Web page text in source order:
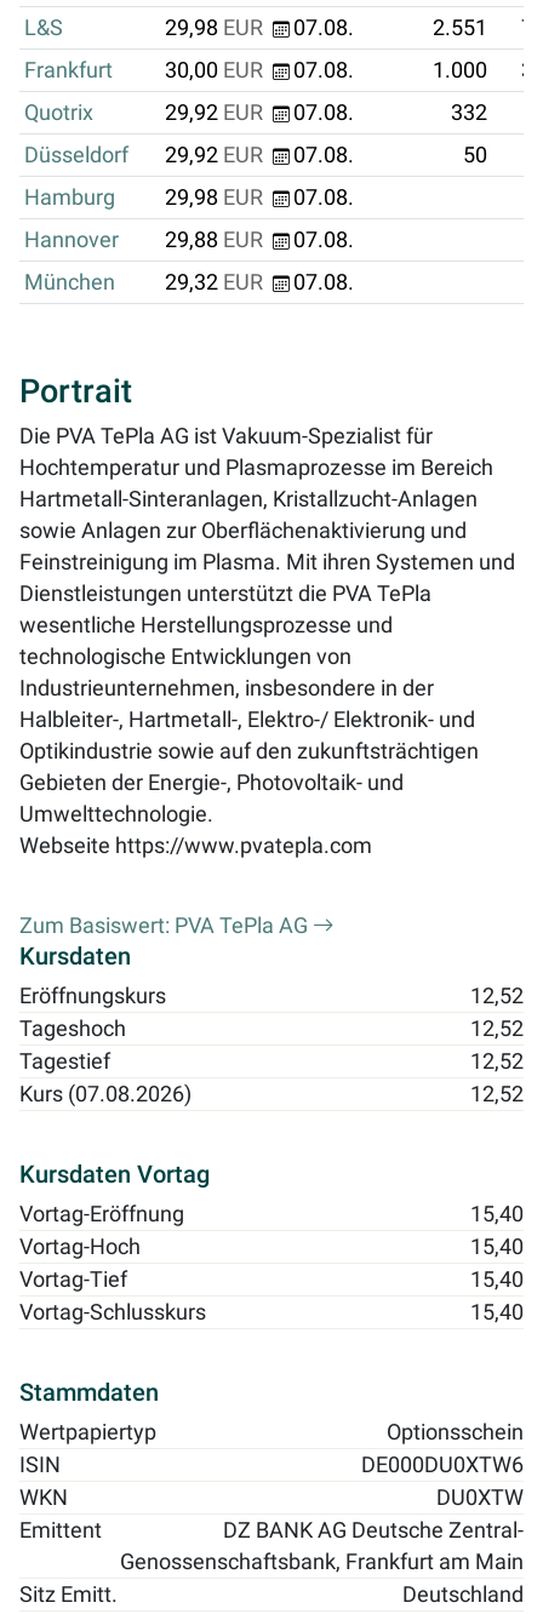
L&S
29,98 EUR 07.08. 2.551
Frankfurt
30,00 EUR 07.08. 1.000
Quotrix
29,92 EUR 07.08. 332
Düsseldorf
29,92 EUR 07.08. 50
Hamburg
29,98 EUR
07.08.
Hannover
29,88 EUR
07.08.
München
29,32 EUR 07.08.
Portrait
Die PVA TePla AG ist Vakuum-Spezialist für
Hochtemperatur und Plasmaprozesse im Bereich
Hartmetall-Sinteranlagen, Kristallzucht-Anlagen
sowie Anlagen zur Oberflächenaktivierung und
Feinstreinigung im Plasma. Mit ihren Systemen und
Dienstleistungen unterstützt die PVA TePla
wesentliche Herstellungsprozesse und
technologische Entwicklungen von
Industrieunternehmen, insbesondere in der
Halbleiter-, Hartmetall-, Elektro-/ Elektronik- und
Optikindustrie sowie auf den zukunftsträchtigen
Gebieten der Energie-, Photovoltaik- und
Umwelttechnologie.
Webseite https://www.pvatepla.com
Zum Basiswert: PVA TePla AG
Kursdaten
Eröffnungskurs
12,52
Tageshoch
12,52
Tagestief
12,52
Kurs (07.08.2026)
12,52
Kursdaten Vortag
Vortag-Eröffnung
15,40
Vortag-Hoch
15,40
Vortag-Tief
15,40
Vortag-Schlusskurs
15,40
Stammdaten
Wertpapiertyp
Optionsschein
ISIN
DE000DU0XTW6
WKN
DU0XTW
Emittent
DZ BANK AG Deutsche Zentral-
Genossenschaftsbank, Frankfurt am Main
Sitz Emitt.
Deutschland